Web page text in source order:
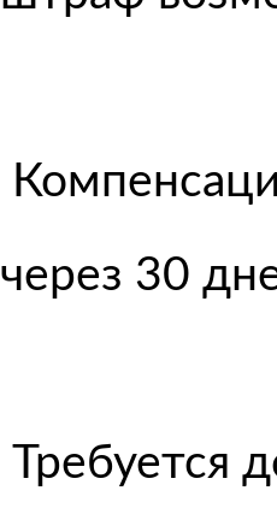
через 30
Требуется